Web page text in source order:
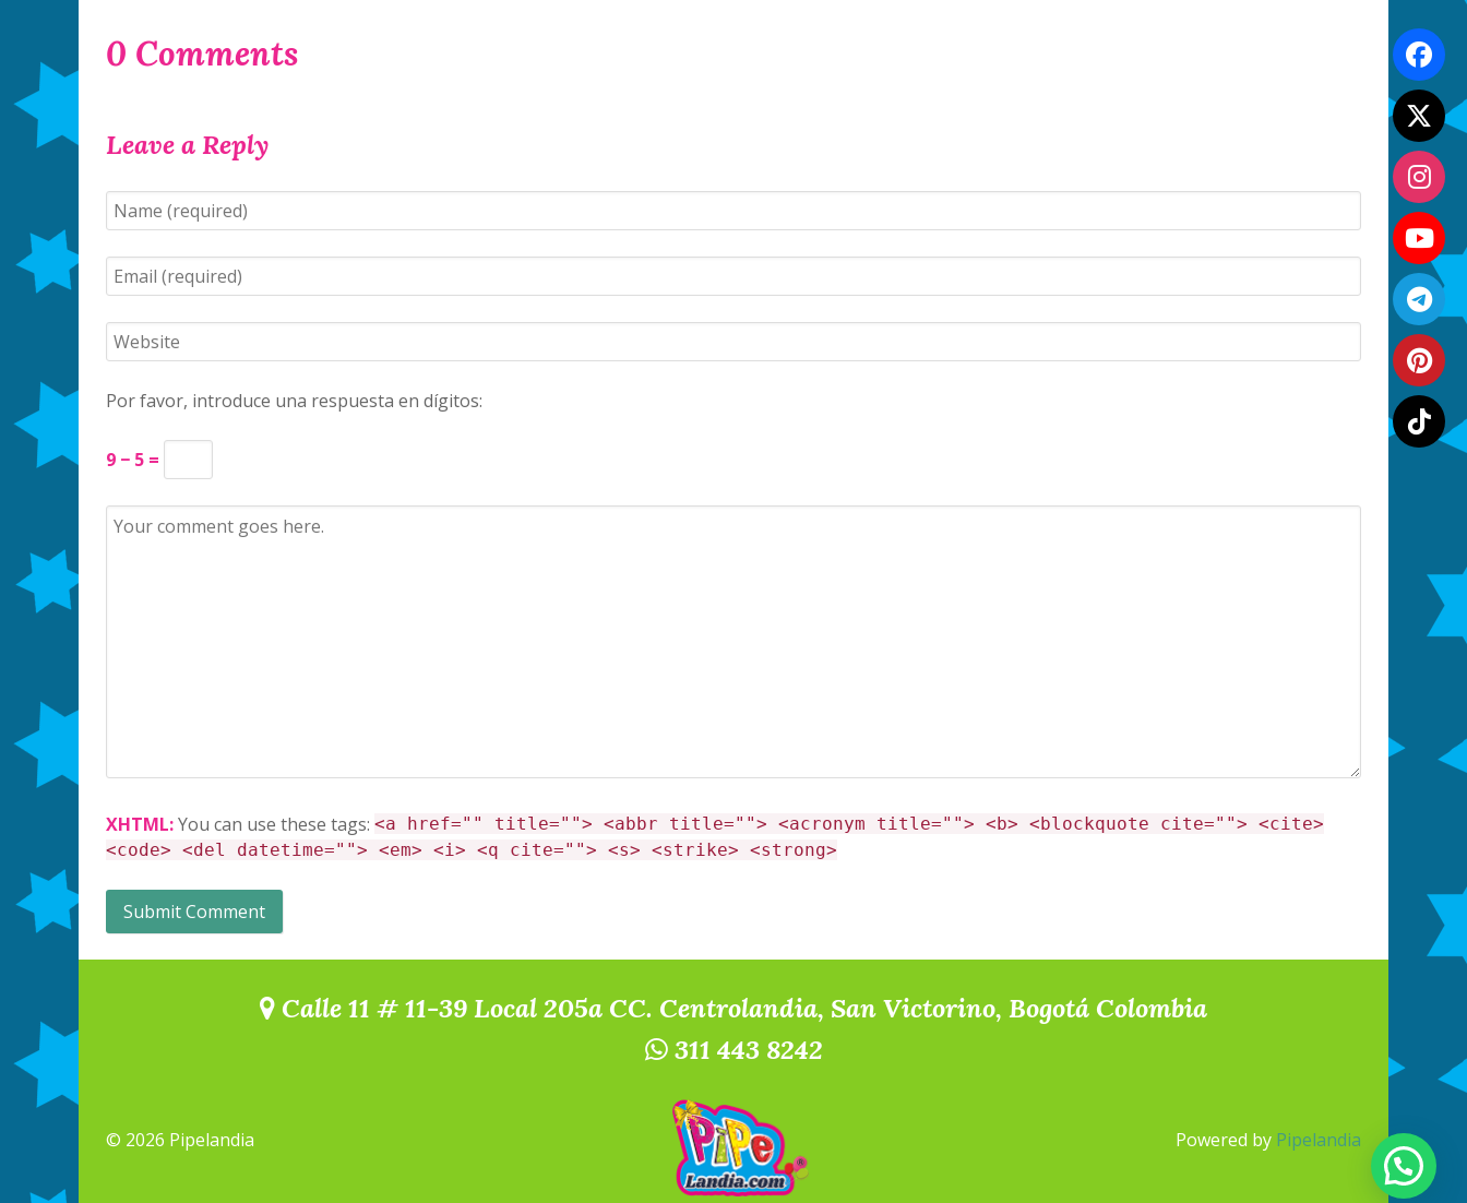
0 Comments
Leave a Reply
Por favor, introduce una respuesta en dígitos:
9 − 5 =
XHTML:You can use these tags: <a href="" title=""> <abbr title=""> <acronym title=""> <b> <blockquote cite=""> <cite>
<code> <del datetime=""> <em> <i> <q cite=""> <s> <strike> <strong>
Calle 11 # 11-39 Local 205a CC. Centrolandia, San Victorino, Bogotá Colombia
311 443 8242
© 2026 Pipelandia Powered by Pipelandia